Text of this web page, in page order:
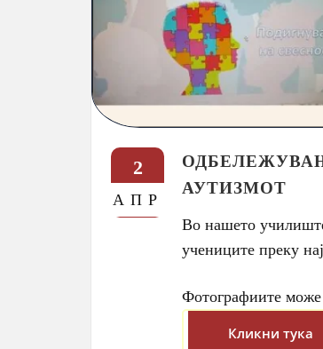
2
АПР
АУТИЗМОТ
Во нашето
учениците преку
Фотографиите може